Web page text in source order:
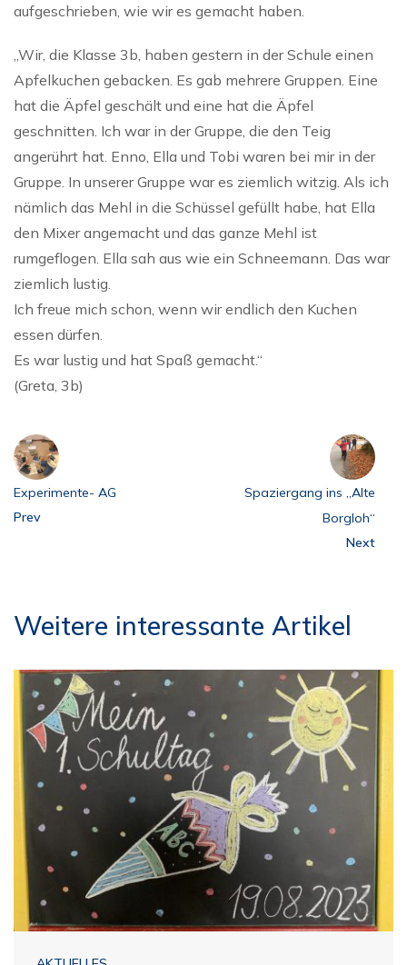
aufgeschrieben, wie wir es gemacht haben.
„Wir, die Klasse 3b, haben gestern in der Schule einen
Apfelkuchen gebacken. Es gab mehrere Gruppen. Eine
hat die Äpfel geschält und eine hat die Äpfel
geschnitten. Ich war in der Gruppe, die den Teig
angerührt hat. Enno, Ella und Tobi waren bei mir in der
Gruppe. In unserer Gruppe war es ziemlich witzig. Als ich
nämlich das Mehl in die Schüssel gefüllt habe, hat Ella
den Mixer angemacht und das ganze Mehl ist
rumgeflogen. Ella sah aus wie ein Schneemann. Das war
ziemlich lustig.
Ich freue mich schon, wenn wir endlich den Kuchen
essen dürfen.
Es war lustig und hat Spaß gemacht.“
(Greta, 3b)
Experimente- AG
Prev
Spaziergang ins „Alte
Borgloh“
Next
Weitere interessante Artikel